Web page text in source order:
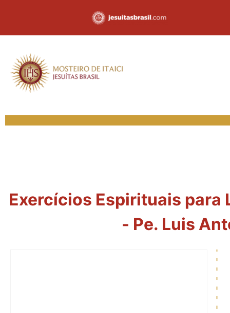
Exercícios Espirituais para
- Pe. Luis